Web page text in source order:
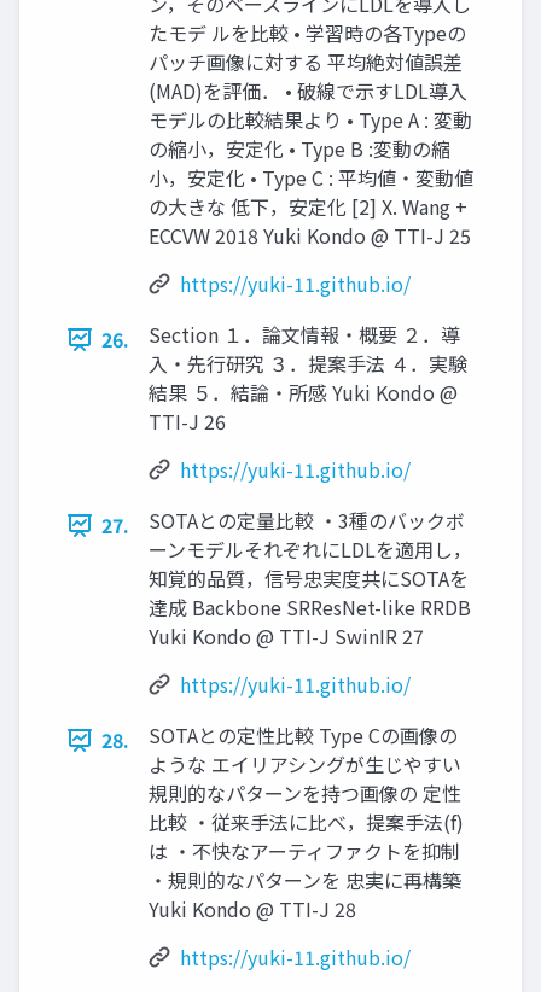
たモデ ルを比較 • 学習時の各Typeの
パッチ画像に対する 平均絶対値誤差
(MAD)を評価． • 破線で示すLDL導入
モデルの比較結果より • Type A : 変動
の縮小，安定化 • Type B :変動の縮
小，安定化 • Type C : 平均値・変動値
の大きな 低下，安定化 [2] X. Wang +
ECCVW 2018 Yuki Kondo @ TTI-J 25
https://yuki-11.github.io/
26.
Section １．論文情報・概要 ２．導
入・先行研究 ３．提案手法 ４．実験
結果 ５．結論・所感 Yuki Kondo @
TTI-J 26
https://yuki-11.github.io/
27.
SOTAとの定量比較 ・3種のバックボ
ーンモデルそれぞれにLDLを適用し，
知覚的品質，信号忠実度共にSOTAを
達成 Backbone SRResNet-like RRDB
Yuki Kondo @ TTI-J SwinIR 27
https://yuki-11.github.io/
28.
SOTAとの定性比較 Type Cの画像の
ような エイリアシングが生じやすい
規則的なパターンを持つ画像の 定性
比較 ・従来手法に比べ，提案手法(f)
は ・不快なアーティファクトを抑制
・規則的なパターンを 忠実に再構築
Yuki Kondo @ TTI-J 28
https://yuki-11.github.io/